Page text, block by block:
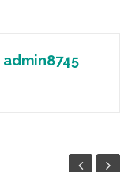
admin8745